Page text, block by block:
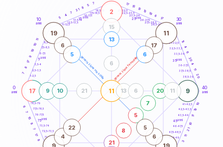
generazione maschile generazione femminile
0
anni
10
anni
30
anni
40
anni
1-2,5
2,5-3,5
3,5-4
6-7,5
7,5-8,5
8,5-9
11-12,5
12,5-13,5
13,5-14
16-17,5
17,5-18,5
18,5-19
21-22,5
22,5-23,5
23,5-24
26-27,5
27,5-28,5
28,5-29
31-32,5
32,5-33,5
33,5-34
36-37,5
37,5-38,5
38,5-39
41-42,5
42,5-43,5
43,5-44
46-47,5
47,5-48,5
48,5-49
71-72,5
72,5-73,5
73,5-74
76-77,5
77,5-78,5
78,5-79
7
8
17
9
19
10
11
5
4
7
21 8
5
7 17
15
10
13
19 6
17
15
4
6
20
4
11
20
10
19
11
10
21
11
3
8
17
7
8
15
7
6
17
2
9
11
19 11
21
8
5
7
20
9
15
11
10
13
13 6
21
6
6
5
17
6
4
22
6
5
5anni
15 anni 25anni
35anni
45anni
75anni